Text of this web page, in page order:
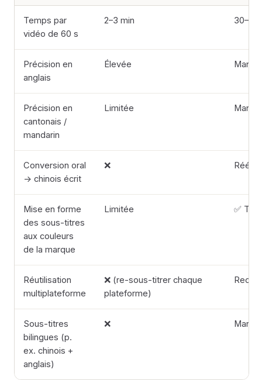
Temps par
vidéo de 60 s
2–3 min 30–45
Précision en
anglais
Élevée
Précision en
cantonais /
mandarin
Limitée
Conversion oral
→ chinois écrit
❌
Mise en forme
des sous-titres
aux couleurs
de la marque
Limitée ✅
Réutilisation
multiplateforme
❌ (re-sous-titrer chaque
plateforme)
Sous-titres
bilingues (p.
ex. chinois +
anglais)
❌